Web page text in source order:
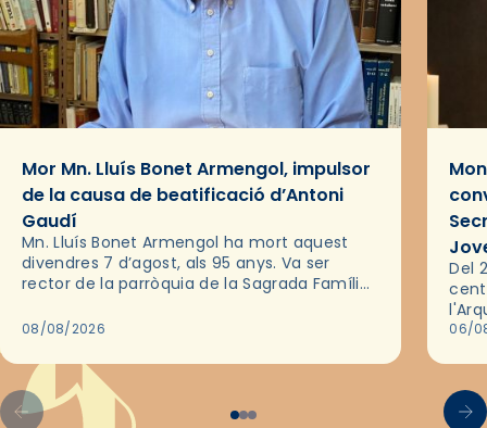
Mor Mn. Lluís Bonet Armengol, impulsor
de la causa de beatificació d’Antoni
Gaudí
Mn. Lluís Bonet Armengol ha mort aquest
divendres 7 d’agost, als 95 anys. Va ser
rector de la parròquia de la Sagrada Família
2018,…
08/08/2026
Del
les
06/